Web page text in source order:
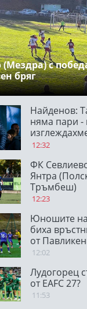
(Мездра) с
бряг
Найденов:
няма пари -
срещу 110
12:32
ФК
Янтра
Тръмбеш)
12:23
Юношите
биха
от
12:02
Лудогорец
от EAFC 27?
11:53